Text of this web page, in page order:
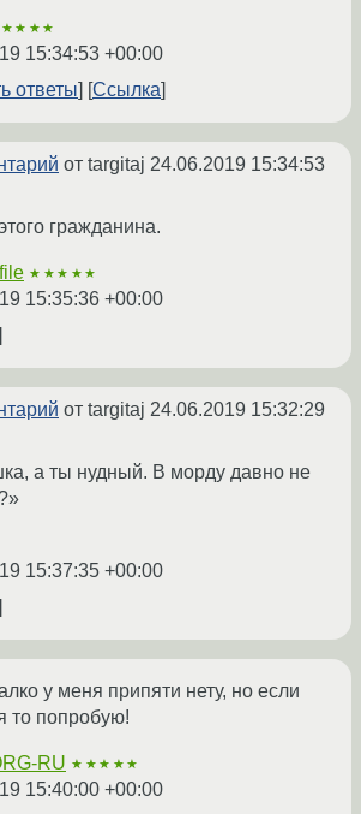
15:34:53 +00:00
ответы
Ссылка
от targitaj 24.06.2019 15:34:53
гражданина.
★★★★★
15:35:36 +00:00
от targitaj 24.06.2019 15:32:29
а ты нудный. В морду давно не
15:37:35 +00:00
у меня припяти нету, но если
то попробую!
RU ★★★★★
15:40:00 +00:00